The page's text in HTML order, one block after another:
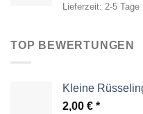
Lieferzeit: 2-5 Tage
TOP BEWERTUNGEN
Kleine
2,00 €